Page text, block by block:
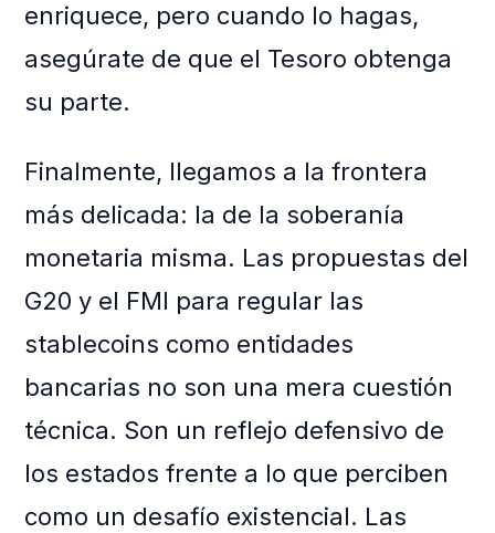
enriquece, pero cuando lo hagas,
asegúrate de que el Tesoro obtenga
su parte.
Finalmente, llegamos a la frontera
más delicada: la de la soberanía
monetaria misma. Las propuestas del
G20 y el FMI para regular las
stablecoins como entidades
bancarias no son una mera cuestión
técnica. Son un reflejo defensivo de
los estados frente a lo que perciben
como un desafío existencial. Las